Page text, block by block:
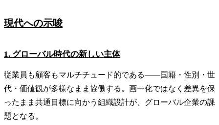
現代への示唆
1. グローバル時代の新しい主体
従業員も顧客もマルチチュード的である——国籍・性別・世
代・価値観が多様なまま協働する。画一化ではなく差異を保
ったまま共通目標に向かう組織設計が、グローバル企業の課
題となる。